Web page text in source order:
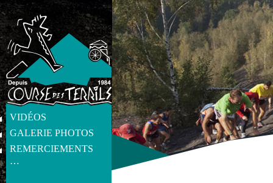
VIDÉOS
GALERIE PHOTOS
REMERCIEMENTS
…